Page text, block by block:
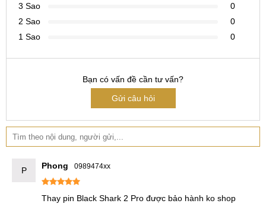
3 Sao
0
2 Sao
0
1 Sao
0
Bạn có vấn đề cần tư vấn?
Gửi câu hỏi
P Phong 0989474xx
Thay pin Black Shark 2 Pro được bảo hành ko shop